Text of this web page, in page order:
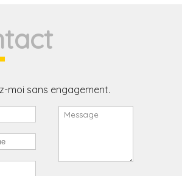
moi sans engagement.